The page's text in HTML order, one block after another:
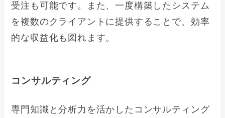
受注も可能です。また、一度構築したシステム
を複数のクライアントに提供することで、効率
的な収益化も図れます。
コンサルティング
専門知識と分析力を活かしたコンサルティング